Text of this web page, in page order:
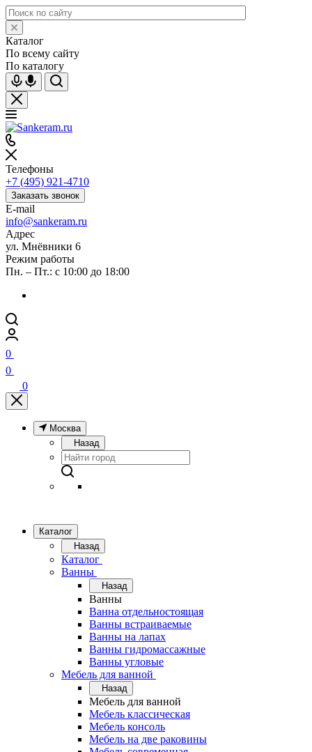
Каталог
По всему сайту
По каталогу
Телефоны
+7 (495) 921-4710
Заказать звонок
E-mail
info@sankeram.ru
Адрес
ул. Мнёвники 6
Режим работы
Пн. – Пт.: с 10:00 до 18:00
0
0
0
Москва
Назад
Каталог
Назад
Каталог
Ванны
Назад
Ванны
Ванна отдельностоящая
Ванны встраиваемые
Ванны на лапах
Ванны гидромассажные
Ванны угловые
Мебель для ванной
Назад
Мебель для ванной
Мебель классическая
Мебель консоль
Мебель на две раковины